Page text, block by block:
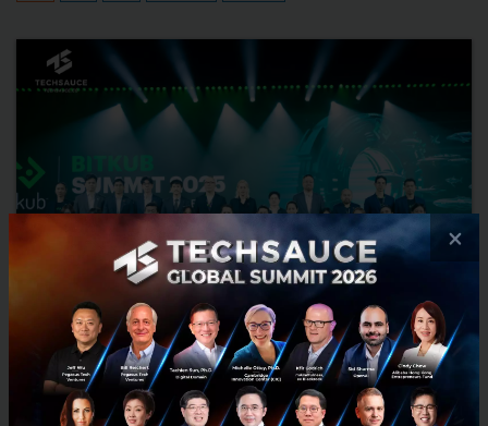
งานมหกรรมความรู้แห่งปี ‘BITKUB SUMMIT 2025' เปิด
ประตูสู่อนาคต ชู 3 ทักษะแห่งการอยู่รอด การลงทุน-
×